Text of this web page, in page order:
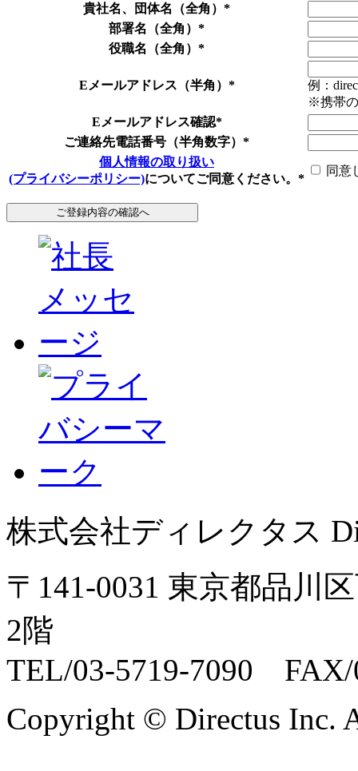
貴社名、団体名（全角） *
部署名（全角） *
役職名（全角） *
Eメールアドレス（半角） *
例：
※携帯
Eメールアドレス確認*
ご連絡先電話番号（半角数字） *
個人情報の取り扱い
(プライバシーポリシー)についてご同意ください。 *
同意
株式会社ディレクタス
〒141-0031 東京都品川
2階
TEL/03-5719-7090 FAX/
Copyright © Directus Inc.